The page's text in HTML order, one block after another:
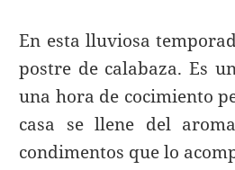
En esta lluviosa
postre de calabaza. Es
una hora de cocimiento
casa se llene del
condimentos que lo